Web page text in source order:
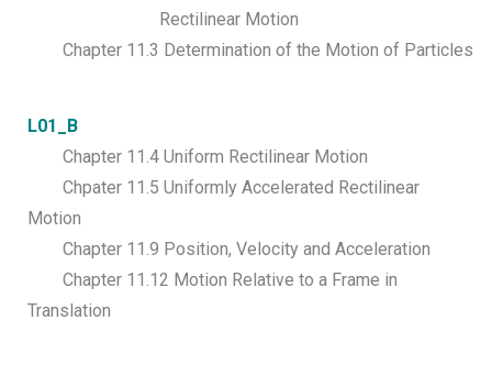
Rectilinear Motion
Chapter 11.3 Determination of the Motion of Particles
L01_B
Chapter 11.4 Uniform Rectilinear Motion
Chpater 11.5 Uniformly Accelerated Rectilinear
Motion
Chapter 11.9 Position, Velocity and Acceleration
Chapter 11.12 Motion Relative to a Frame in
Translation